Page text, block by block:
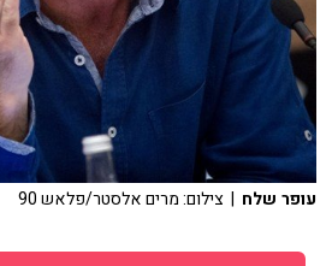
עופר שלח | צילום: מרים אלסטר/פלאש 90